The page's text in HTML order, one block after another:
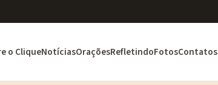
o CliqueNotíciasOraçõesRefletindoFotosContatos